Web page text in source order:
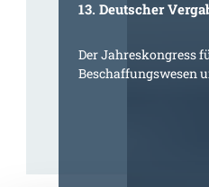
13. Deutscher
Der Jahreskongress
Beschaffungswesen